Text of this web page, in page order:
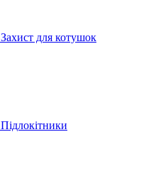
Захист для котушок
Підлокітники